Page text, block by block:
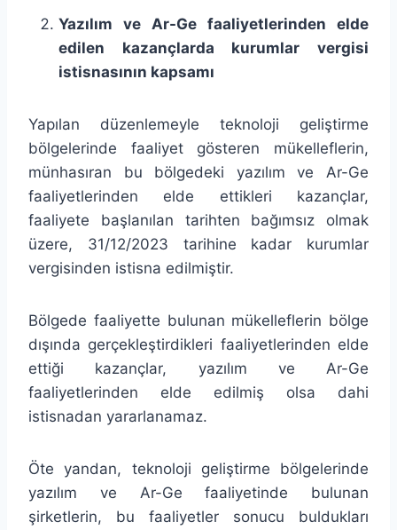
Yazılım ve Ar-Ge faaliyetlerinden elde
edilen kazançlarda kurumlar vergisi
istisnasının kapsamı
Yapılan düzenlemeyle teknoloji geliştirme
bölgelerinde faaliyet gösteren mükelleflerin,
münhasıran bu bölgedeki yazılım ve Ar-Ge
faaliyetlerinden elde ettikleri kazançlar,
faaliyete başlanılan tarihten bağımsız olmak
üzere, 31/12/2023 tarihine kadar kurumlar
vergisinden istisna edilmiştir.
Bölgede faaliyette bulunan mükelleflerin bölge
dışında gerçekleştirdikleri faaliyetlerinden elde
ettiği kazançlar, yazılım ve Ar-Ge
faaliyetlerinden elde edilmiş olsa dahi
istisnadan yararlanamaz.
Öte yandan, teknoloji geliştirme bölgelerinde
yazılım ve Ar-Ge faaliyetinde bulunan
şirketlerin, bu faaliyetler sonucu buldukları